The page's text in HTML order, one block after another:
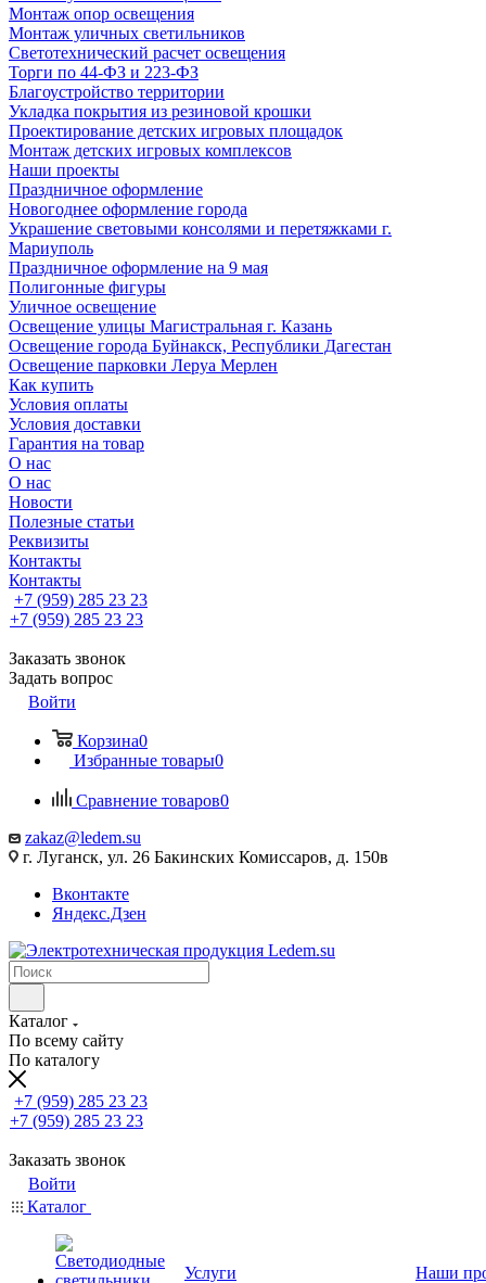
Монтаж опор освещения
Монтаж уличных светильников
Светотехнический расчет освещения
Торги по 44-ФЗ и 223-ФЗ
Благоустройство территории
Укладка покрытия из резиновой крошки
Проектирование детских игровых площадок
Монтаж детских игровых комплексов
Наши проекты
Праздничное оформление
Новогоднее оформление города
Украшение световыми консолями и перетяжками г.
Мариуполь
Праздничное оформление на 9 мая
Полигонные фигуры
Уличное освещение
Освещение улицы Магистральная г. Казань
Освещение города Буйнакск, Республики Дагестан
Освещение парковки Леруа Мерлен
Как купить
Условия оплаты
Условия доставки
Гарантия на товар
О нас
О нас
Новости
Полезные статьи
Реквизиты
Контакты
Контакты
+7 (959) 285 23 23
+7 (959) 285 23 23
Заказать звонок
Задать вопрос
Войти
Корзина0
Избранные товары0
Сравнение товаров0
zakaz@ledem.su
г. Луганск, ул. 26 Бакинских Комиссаров, д. 150в
Вконтакте
Яндекс.Дзен
Каталог
По всему сайту
По каталогу
+7 (959) 285 23 23
+7 (959) 285 23 23
Заказать звонок
Войти
Каталог
Услуги
Наши